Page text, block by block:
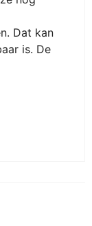
Dat kan
is. De